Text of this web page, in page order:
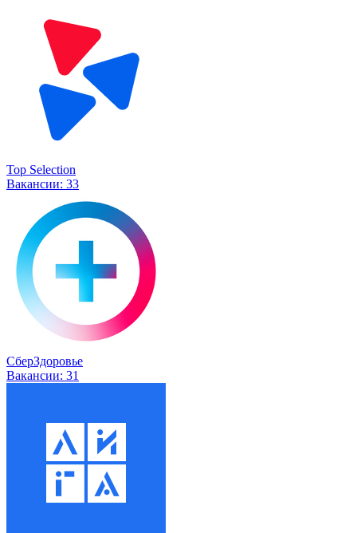
Top Selection
Вакансии: 33
СберЗдоровье
Вакансии: 31